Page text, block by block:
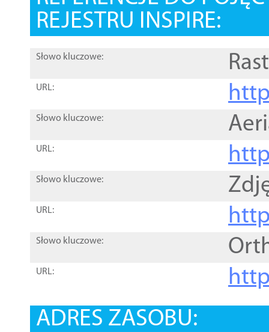
REJESTRU INSPIRE:
Słowo kluczowe:
URL:
Słowo kluczowe:
URL:
Słowo kluczowe:
URL:
Słowo kluczowe:
URL:
ADRES ZASOBU: